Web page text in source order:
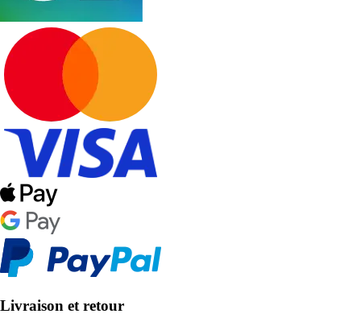
Livraison et retour